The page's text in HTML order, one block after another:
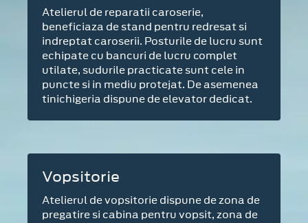
Atelierul de reparatii caroserie,
beneficiaza de stand pentru redresat si
indreptat caroserii. Posturile de lucru sunt
echipate cu bancuri de lucru complet
utilate, sudurile practicate sunt cele in
puncte si in mediu protejat. De asemenea
tinichigeria dispune de elevator dedicat.
Vopsitorie
Atelierul de vopsitorie dispune de zona de
pregatire si cabina pentru vopsit, zona de